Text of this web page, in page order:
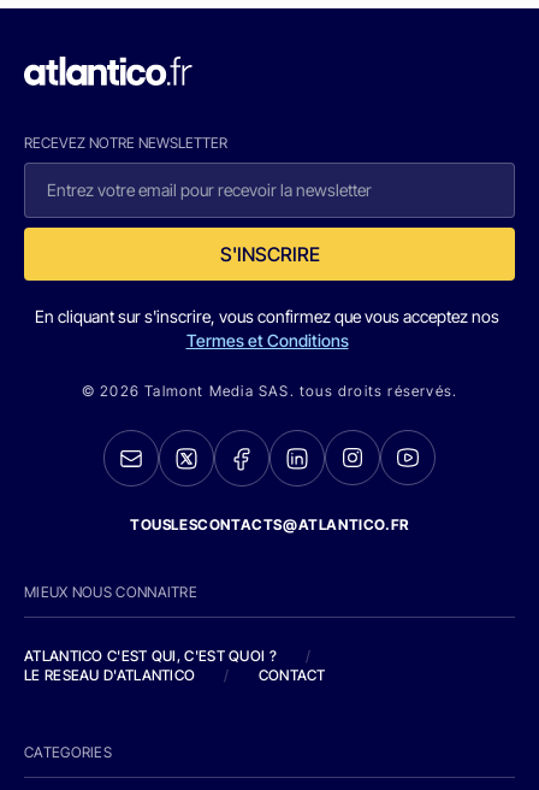
RECEVEZ NOTRE NEWSLETTER
S'INSCRIRE
En cliquant sur s'inscrire, vous confirmez que vous acceptez nos
Termes et Conditions
© 2026 Talmont Media SAS. tous droits réservés.
TOUSLESCONTACTS@ATLANTICO.FR
MIEUX NOUS CONNAITRE
ATLANTICO C'EST QUI, C'EST QUOI ?
/
LE RESEAU D'ATLANTICO
/ CONTACT
CATEGORIES